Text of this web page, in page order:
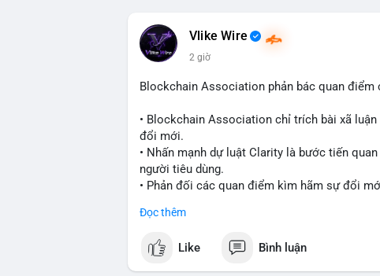
$btc $eth
#vlikevn #titanbot
📰 Nguồn: Cointelegraph
Vlike Wire
2 giờ
Blockchain Association phản bác quan điểm
• Blockchain Association chỉ trích bài xã
đổi mới.
• Nhấn mạnh dự luật Clarity là bước tiến
người tiêu dùng.
• Phản đối các quan điểm kìm hãm sự đổi
#blockchain
$btc $eth
Đọc thêm
Like Bình luận